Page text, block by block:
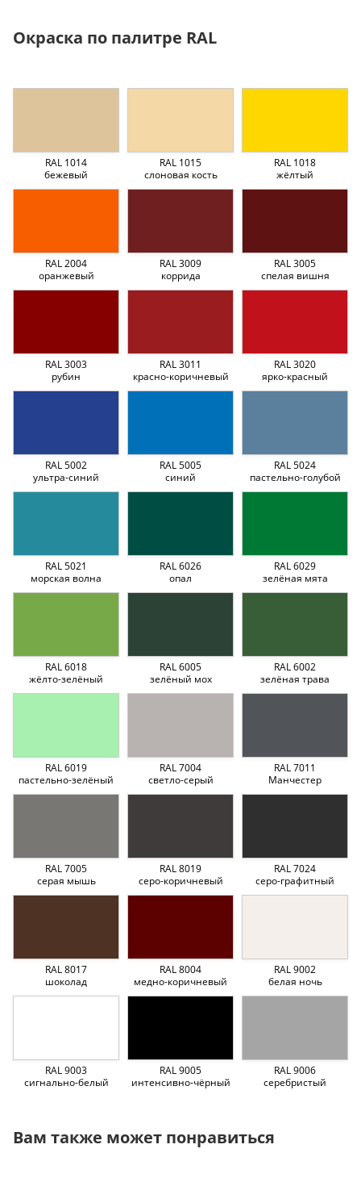
Окраска по палитре RAL
RAL 1014
бежевый
RAL 1015
слоновая кость
RAL 1018
жёлтый
RAL 2004
оранжевый
RAL 3009
коррида
RAL 3005
спелая вишня
RAL 3003
рубин
RAL 3011
красно-коричневый
RAL 3020
ярко-красный
RAL 5002
ультра-синий
RAL 5005
синий
RAL 5024
пастельно-голубой
RAL 5021
морская волна
RAL 6026
опал
RAL 6029
зелёная мята
RAL 6018
жёлто-зелёный
RAL 6005
зелёный мох
RAL 6002
зелёная трава
RAL 6019
пастельно-зелёный
RAL 7004
светло-серый
RAL 7011
Манчестер
RAL 7005
серая мышь
RAL 8019
серо-коричневый
RAL 7024
серо-графитный
RAL 8017
шоколад
RAL 8004
медно-коричневый
RAL 9002
белая ночь
RAL 9003
сигнально-белый
RAL 9005
интенсивно-чёрный
RAL 9006
серебристый
Вам также может понравиться